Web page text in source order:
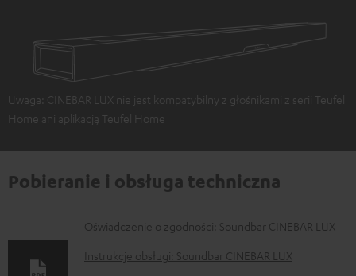
Uwaga: CINEBAR LUX nie jest kompatybilny z głośnikami z serii Teufel
Home ani aplikacją Teufel Home
Pobieranie i obsługa techniczna
D
o
Oświadczenie o zgodności: Soundbar CINEBAR LUX
Instrukcje obsługi: Soundbar CINEBAR LUX